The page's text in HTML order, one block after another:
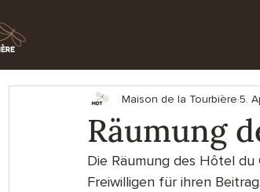
Räumung
Maison de la Tourbière 5.
Die Räumung des Hôtel
Freiwilligen für ihren